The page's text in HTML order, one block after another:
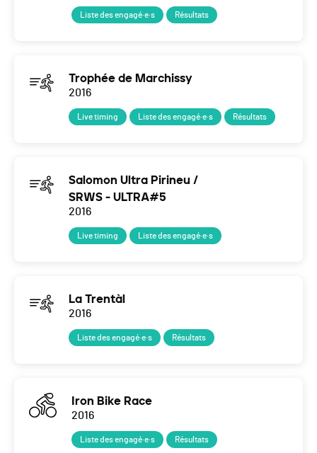
Liste des engagé·e·s Résultats
Trophée de Marchissy
2016
Live timing Liste des engagé·e·s Résultats
Salomon Ultra Pirineu /
SRWS - ULTRA#5
2016
Live timing Liste des engagé·e·s
La Trentàl
2016
Liste des engagé·e·s Résultats
Iron Bike Race
2016
Liste des engagé·e·s Résultats